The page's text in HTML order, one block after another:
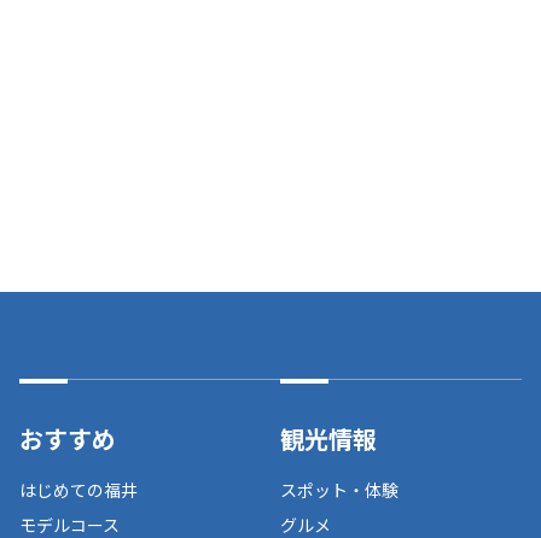
おすすめ
はじめての福井
モデルコース
観光情報
スポット・体験
グルメ